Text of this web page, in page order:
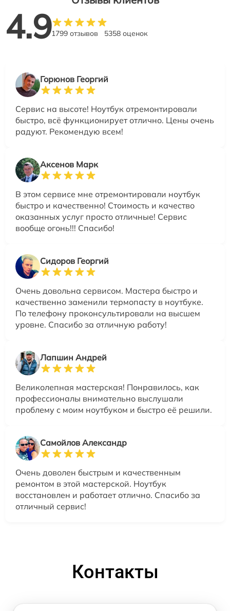
4.91799 отзывов 5358 оценок
Горюнов Георгий
Сервис на высоте! Ноутбук отремонтировали
быстро, всё функционирует отлично. Цены очень
радуют. Рекомендую всем!
Аксенов Марк
В этом сервисе мне отремонтировали ноутбук
быстро и качественно! Стоимость и качество
оказанных услуг просто отличные! Сервис
вообще огонь!!! Спасибо!
Сидоров Георгий
Очень довольна сервисом. Мастера быстро и
качественно заменили термопасту в ноутбуке.
По телефону проконсультировали на высшем
уровне. Спасибо за отличную работу!
Лапшин Андрей
Великолепная мастерская! Понравилось, как
профессионалы внимательно выслушали
проблему с моим ноутбуком и быстро её решили.
Самойлов Александр
Очень доволен быстрым и качественным
ремонтом в этой мастерской. Ноутбук
восстановлен и работает отлично. Спасибо за
отличный сервис!
Контакты